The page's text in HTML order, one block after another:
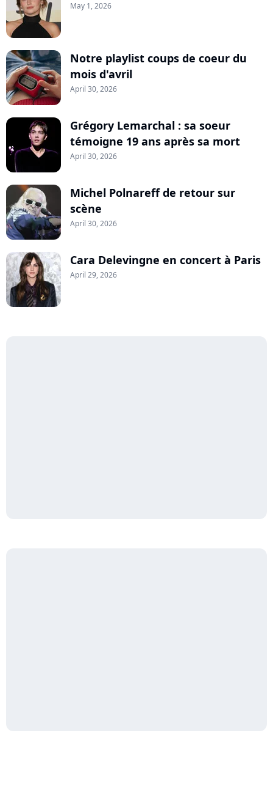
May 1, 2026
Notre playlist coups de coeur du
mois d'avril
April 30, 2026
Grégory Lemarchal : sa soeur
témoigne 19 ans après sa mort
April 30, 2026
Michel Polnareff de retour sur
scène
April 30, 2026
Cara Delevingne en concert à Paris
April 29, 2026